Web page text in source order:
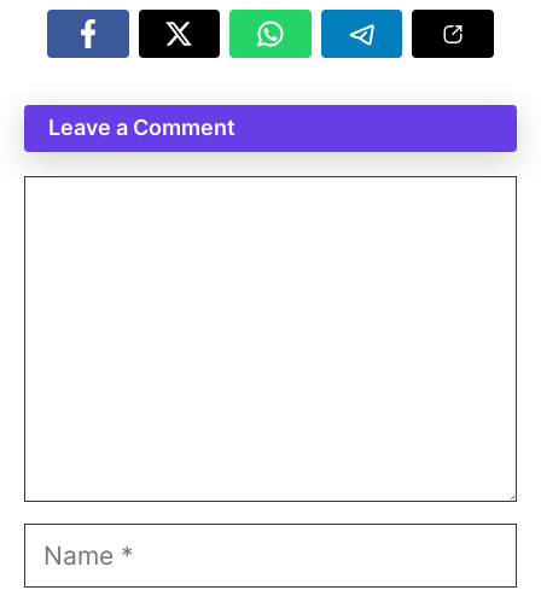
Leave a Comment
Name